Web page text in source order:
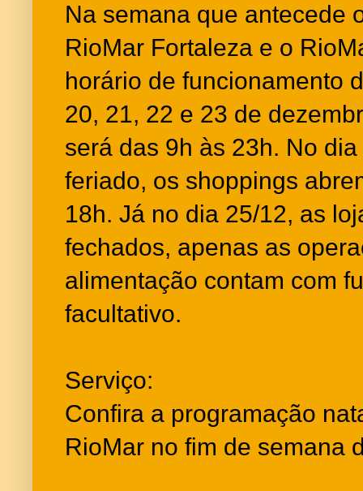
Na semana que antecede
RioMar Fortaleza e o
horário de funcionamento
20, 21, 22 e 23 de
será das 9h às 23h. No
feriado, os shoppings
18h. Já no dia 25/12, as
fechados, apenas as
alimentação contam com
facultativo.
Serviço:
Confira a programação
RioMar no fim de semana